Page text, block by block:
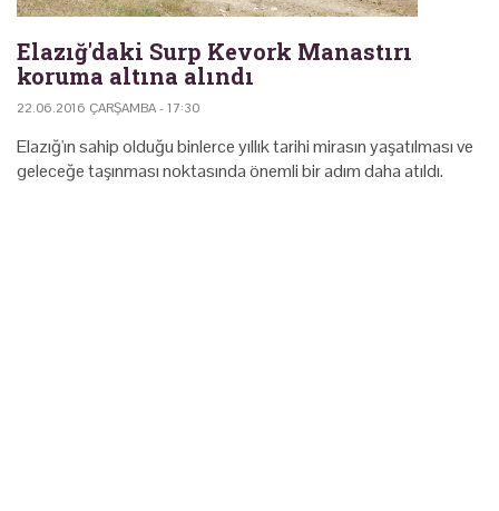
Elazığ'daki Surp Kevork Manastırı
koruma altına alındı
22.06.2016 ÇARŞAMBA - 17:30
Elazığ'ın sahip olduğu binlerce yıllık tarihi mirasın yaşatılması ve
geleceğe taşınması noktasında önemli bir adım daha atıldı.